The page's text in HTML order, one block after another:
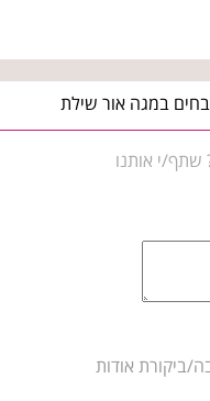
במגה אור שילת
שתף/י אותנו
ביקורת אודות